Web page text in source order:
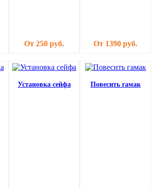
От 250 руб. От 1390 руб.
Установка сейфа Повесить гамак